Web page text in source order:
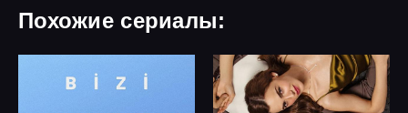
Похожие сериалы: